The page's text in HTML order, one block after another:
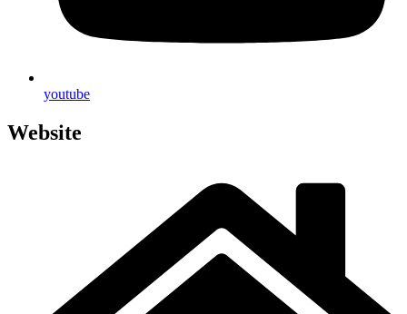
you­tube
Website